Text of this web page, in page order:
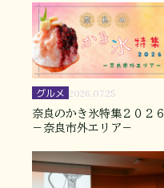
グルメ 2026.07.25
奈良のかき氷特集２０２６
－奈良市外エリア－